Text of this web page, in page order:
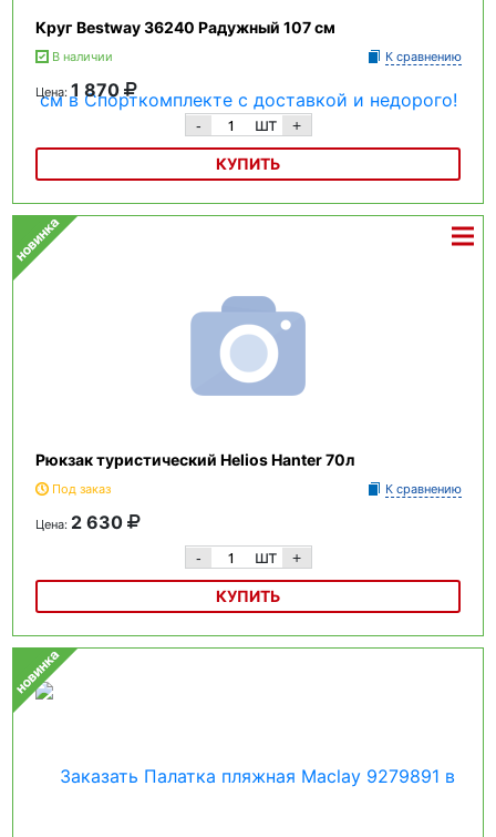
Круг Bestway 36240 Радужный 107 см
В наличии К сравнению
Цена: 1 870
- шт +
КУПИТЬ
Круг Bestway 36240 Радужный 107 см
Рюкзак туристический Helios Hanter 70л
Под заказ К сравнению
Цена: 2 630
- шт +
КУПИТЬ
Рюкзак туристический Helios Hanter HS-HA-70 70л